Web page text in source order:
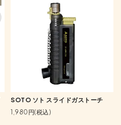
SOTO ソト スライドガストーチ
1,980円(税込)